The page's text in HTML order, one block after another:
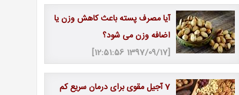
آیا مصرف پسته باعث کاهش وزن یا
اضافه وزن می شود؟
[1397/09/17 12:51:56]
7 آجیل مقوی برای درمان سریع کم